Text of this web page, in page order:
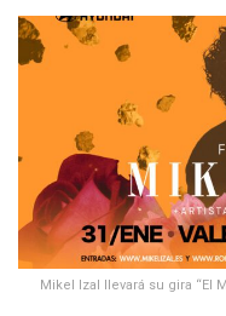
Mikel Izal llevará su gira “El